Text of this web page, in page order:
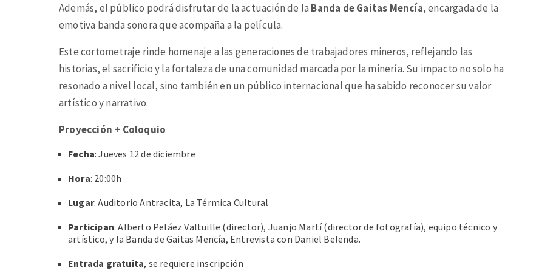
Además, el público podrá disfrutar de la actuación de la Banda de Gaitas Mencía, encargada de la
emotiva banda sonora que acompaña a la película.
Este cortometraje rinde homenaje a las generaciones de trabajadores mineros, reflejando las
historias, el sacrificio y la fortaleza de una comunidad marcada por la minería. Su impacto no solo ha
resonado a nivel local, sino también en un público internacional que ha sabido reconocer su valor
artístico y narrativo.
Proyección + Coloquio
Fecha: Jueves 12 de diciembre
Hora: 20:00h
Lugar: Auditorio Antracita, La Térmica Cultural
Participan: Alberto Peláez Valtuille (director), Juanjo Martí (director de fotografía), equipo técnico y
artístico, y la Banda de Gaitas Mencía, Entrevista con Daniel Belenda.
Entrada gratuita, se requiere inscripción